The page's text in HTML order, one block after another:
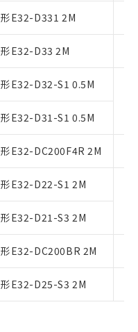
形E32-D331 2M
形E32-D33 2M
形E32-D32-S1 0.5M
形E32-D31-S1 0.5M
形E32-DC200F4R 2M
形E32-D22-S1 2M
形E32-D21-S3 2M
形E32-DC200BR 2M
形E32-D25-S3 2M